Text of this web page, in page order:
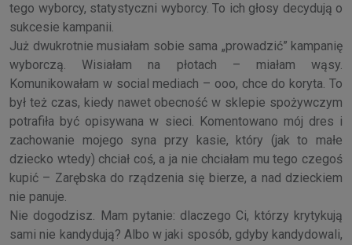
tego wyborcy, statystyczni wyborcy. To ich głosy decydują o
sukcesie kampanii.
Już dwukrotnie musiałam sobie sama „prowadzić” kampanię
wyborczą. Wisiałam na płotach – miałam wąsy.
Komunikowałam w social mediach – ooo, chce do koryta. To
był też czas, kiedy nawet obecność w sklepie spożywczym
potrafiła być opisywana w sieci. Komentowano mój dres i
zachowanie mojego syna przy kasie, który (jak to małe
dziecko wtedy) chciał coś, a ja nie chciałam mu tego czegoś
kupić – Zarębska do rządzenia się bierze, a nad dzieckiem
nie panuje.
Nie dogodzisz. Mam pytanie: dlaczego Ci, którzy krytykują
sami nie kandydują? Albo w jaki sposób, gdyby kandydowali,